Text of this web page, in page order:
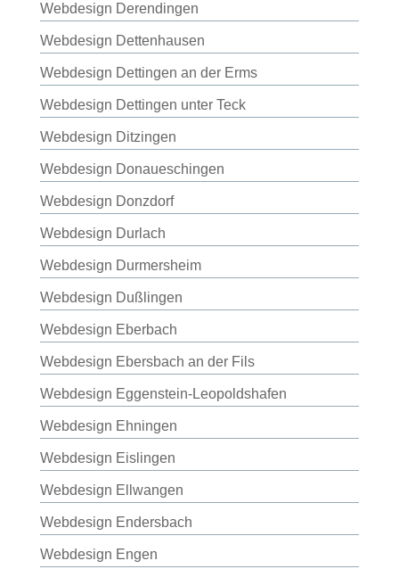
Webdesign Derendingen
Webdesign Dettenhausen
Webdesign Dettingen an der Erms
Webdesign Dettingen unter Teck
Webdesign Ditzingen
Webdesign Donaueschingen
Webdesign Donzdorf
Webdesign Durlach
Webdesign Durmersheim
Webdesign Dußlingen
Webdesign Eberbach
Webdesign Ebersbach an der Fils
Webdesign Eggenstein-Leopoldshafen
Webdesign Ehningen
Webdesign Eislingen
Webdesign Ellwangen
Webdesign Endersbach
Webdesign Engen